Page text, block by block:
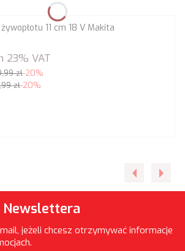
11 cm 18 V Makita
brutto
23% VAT
zł-20%
zł-20%
Newslettera
jeżeli chcesz otrzymywać informacje